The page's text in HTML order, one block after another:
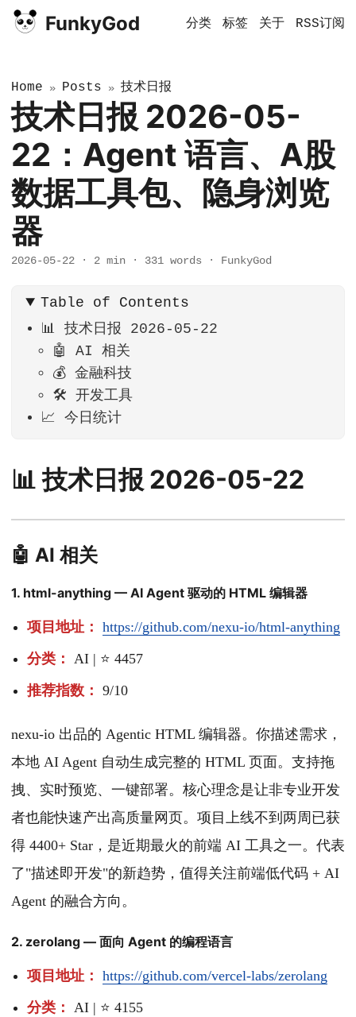
FunkyGod 分类 标签 关于 RSS订阅
Home » Posts » 技术日报
技术日报 2026-05-
22：Agent 语言、A股
数据工具包、隐身浏览
器
2026-05-22 · 2 min · 331 words · FunkyGod
Table of Contents
📊 技术日报 2026-05-22
🤖 AI 相关
💰 金融科技
🛠 开发工具
📈 今日统计
📊 技术日报 2026-05-22
🤖 AI 相关
1. html-anything — AI Agent 驱动的 HTML 编辑器
项目地址： https://github.com/nexu-io/html-anything
分类： AI | ⭐ 4457
推荐指数： 9/10
nexu-io 出品的 Agentic HTML 编辑器。你描述需求，
本地 AI Agent 自动生成完整的 HTML 页面。支持拖
拽、实时预览、一键部署。核心理念是让非专业开发
者也能快速产出高质量网页。项目上线不到两周已获
得 4400+ Star，是近期最火的前端 AI 工具之一。代表
了"描述即开发"的新趋势，值得关注前端低代码 + AI
Agent 的融合方向。
2. zerolang — 面向 Agent 的编程语言
项目地址： https://github.com/vercel-labs/zerolang
分类： AI | ⭐ 4155